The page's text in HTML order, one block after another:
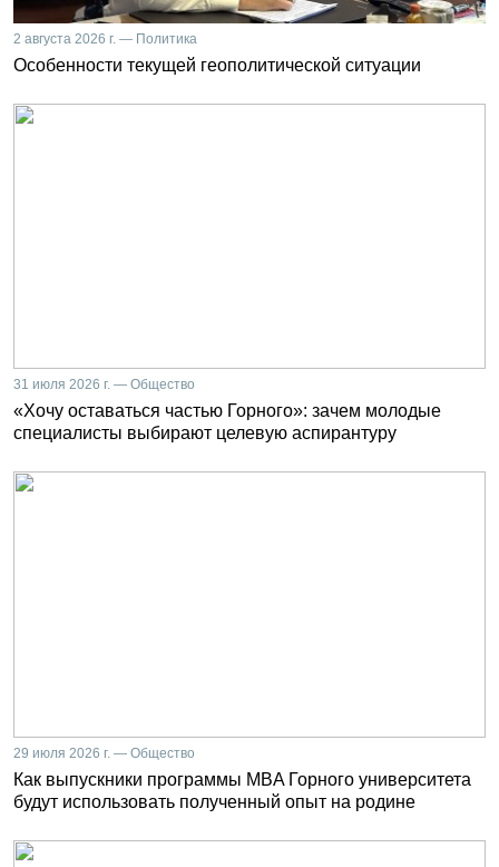
2 августа 2026 г. — Политика
Особенности текущей геополитической ситуации
31 июля 2026 г. — Общество
«Хочу оставаться частью Горного»: зачем молодые
специалисты выбирают целевую аспирантуру
29 июля 2026 г. — Общество
Как выпускники программы MBA Горного университета
будут использовать полученный опыт на родине